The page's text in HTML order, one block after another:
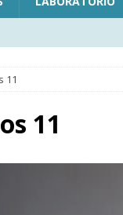
11
11